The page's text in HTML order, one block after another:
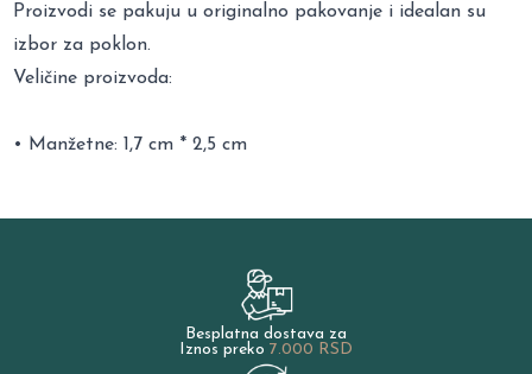
Proizvodi se pakuju u originalno pakovanje i idealan su
izbor za poklon.
Veličine proizvoda:
• Manžetne: 1,7 cm * 2,5 cm
Besplatna dostava za
Iznos preko 7.000 RSD